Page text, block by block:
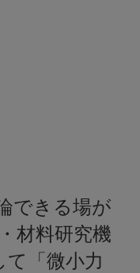
できる場が
材料研究機
「微小力